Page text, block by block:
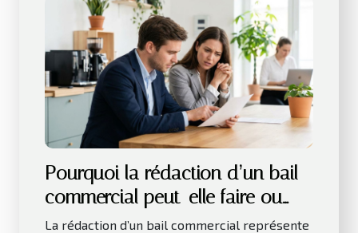
Pourquoi la rédaction d’un bail
commercial peut-elle faire ou
défaire une entreprise
La rédaction d’un bail commercial représente